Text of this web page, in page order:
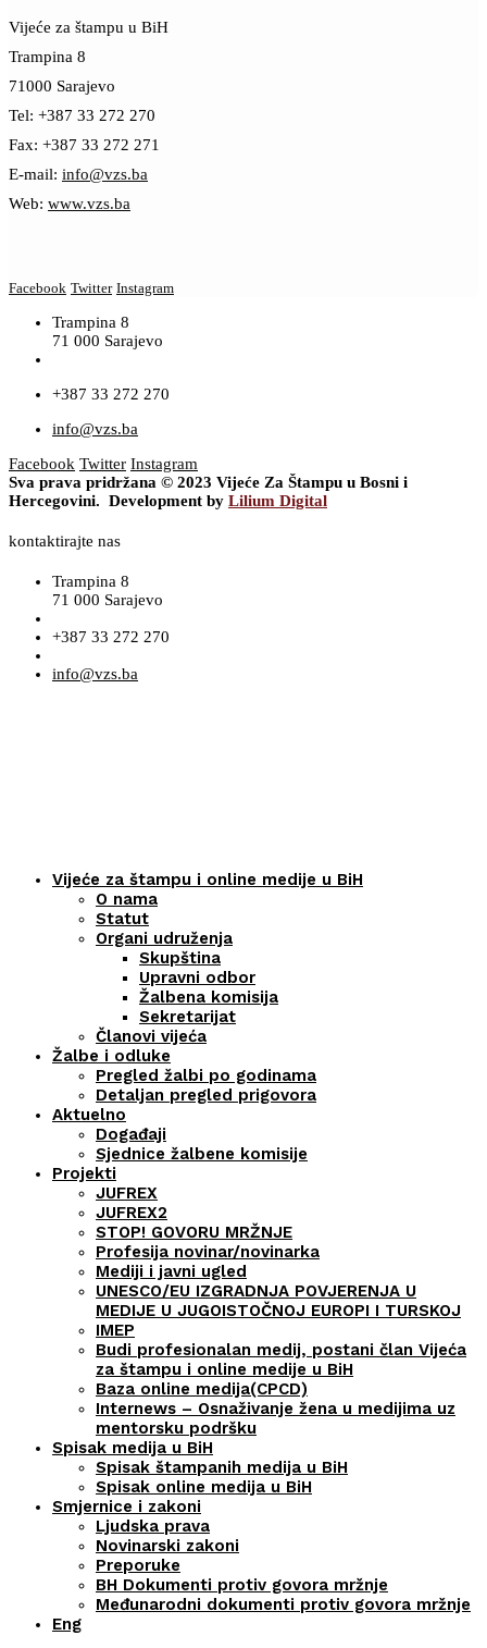
Vijeće za štampu u BiH
Trampina 8
71000 Sarajevo
Tel: +387 33 272 270
Fax: +387 33 272 271
E-mail: info@vzs.ba
Web: www.vzs.ba
Facebook Twitter Instagram
Trampina 8
71 000 Sarajevo
+387 33 272 270
info@vzs.ba
Facebook Twitter Instagram
Sva prava pridržana © 2023 Vijeće Za Štampu u Bosni i
Hercegovini. Development by Lilium Digital
kontaktirajte nas
Trampina 8
71 000 Sarajevo
+387 33 272 270
info@vzs.ba
Vijeće za štampu i online medije u BiH
O nama
Statut
Organi udruženja
Skupština
Upravni odbor
Žalbena komisija
Sekretarijat
Članovi vijeća
Žalbe i odluke
Pregled žalbi po godinama
Detaljan pregled prigovora
Aktuelno
Događaji
Sjednice žalbene komisije
Projekti
JUFREX
JUFREX2
STOP! GOVORU MRŽNJE
Profesija novinar/novinarka
Mediji i javni ugled
UNESCO/EU IZGRADNJA POVJERENJA U
MEDIJE U JUGOISTOČNOJ EUROPI I TURSKOJ
IMEP
Budi profesionalan medij, postani član Vijeća
za štampu i online medije u BiH
Baza online medija(CPCD)
Internews – Osnaživanje žena u medijima uz
mentorsku podršku
Spisak medija u BiH
Spisak štampanih medija u BiH
Spisak online medija u BiH
Smjernice i zakoni
Ljudska prava
Novinarski zakoni
Preporuke
BH Dokumenti protiv govora mržnje
Međunarodni dokumenti protiv govora mržnje
Eng